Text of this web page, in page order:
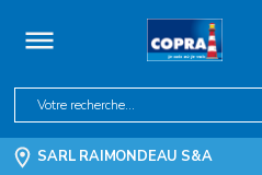
SARL RAIMONDEAU S&A